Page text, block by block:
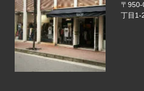
〒
丁目1-